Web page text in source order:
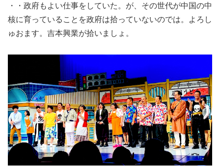
・・政府もよい仕事をしていた。が、その世代が中国の中
核に育っていることを政府は拾っていないのでは。よろし
ゅおます。吉本興業が拾いましょ。